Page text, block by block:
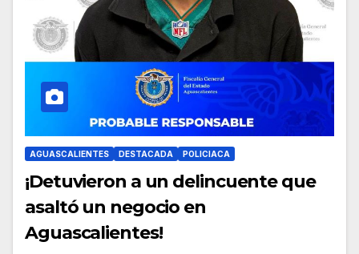
AGUASCALIENTES DESTACADA POLICIACA
¡Detuvieron a un delincuente que
asaltó un negocio en
Aguascalientes!